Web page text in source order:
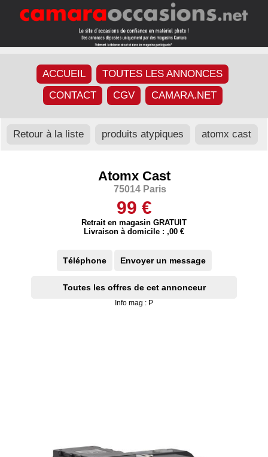
ACCUEIL
TOUTES LES ANNONCES
CONTACT
CGV CAMARA.NET
Retour à la liste produits atypiques atomx cast
Atomx Cast
75014 Paris
99 €
Retrait en magasin GRATUIT
Livraison à domicile : ,00 €
Téléphone Envoyer un message
Toutes les offres de cet annonceur
Info mag : P